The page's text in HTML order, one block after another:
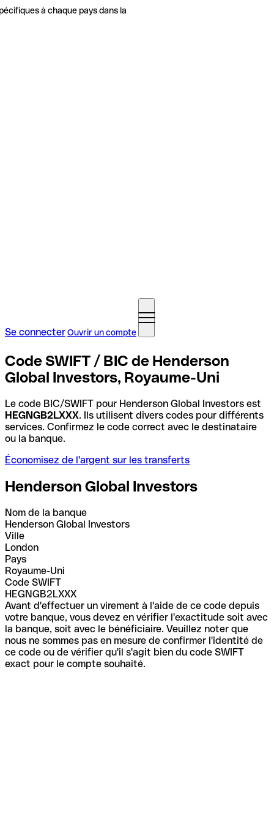
à chaque pays dans la
Se connecterOuvrir un compte
Code SWIFT / BIC de Henderson
Global Investors, Royaume-Uni
Le code BIC/SWIFT pour Henderson Global Investors est
HEGNGB2LXXX. Ils utilisent divers codes pour différents
services. Confirmez le code correct avec le destinataire
ou la banque.
Économisez de l'argent sur les transferts
Henderson Global Investors
Nom de la banque
Henderson Global Investors
Ville
London
Pays
Royaume-Uni
Code SWIFT
HEGNGB2LXXX
Avant d'effectuer un virement à l'aide de ce code depuis
votre banque, vous devez en vérifier l'exactitude soit avec
la banque, soit avec le bénéficiaire. Veuillez noter que
nous ne sommes pas en mesure de confirmer l'identité de
ce code ou de vérifier qu'il s'agit bien du code SWIFT
exact pour le compte souhaité.